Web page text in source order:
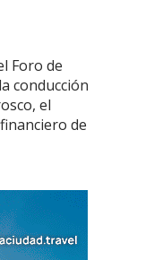
Foro de
conducción
el
de